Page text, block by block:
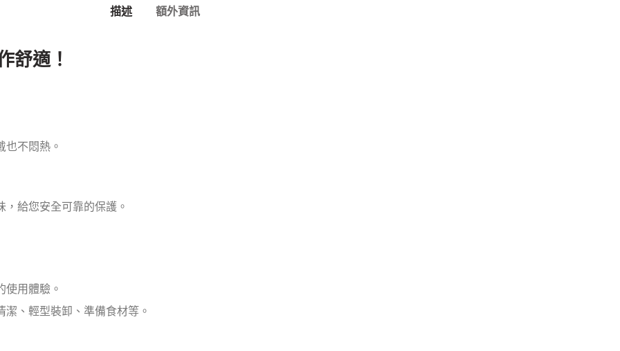
描述 額外資訊
舒適！
不悶熱。
給您安全可靠的保護。
用體驗。
、輕型裝卸、準備食材等。